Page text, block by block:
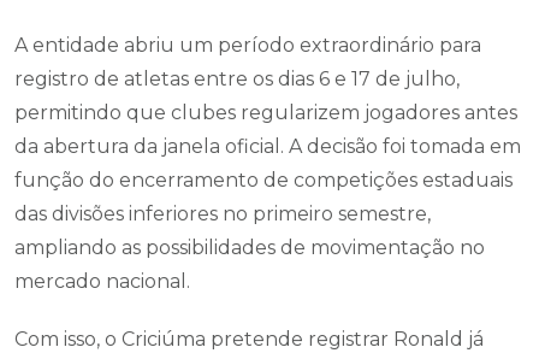
A entidade abriu um período extraordinário para
registro de atletas entre os dias 6 e 17 de julho,
permitindo que clubes regularizem jogadores antes
da abertura da janela oficial. A decisão foi tomada em
função do encerramento de competições estaduais
das divisões inferiores no primeiro semestre,
ampliando as possibilidades de movimentação no
mercado nacional.
Com isso, o Criciúma pretende registrar Ronald já